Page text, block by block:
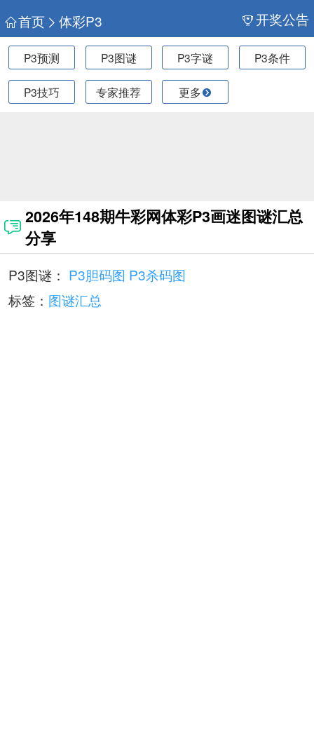
首页 体彩P3 开奖公告
P3预测 P3图谜 P3字谜 P3条件
P3技巧 专家推荐 更多
2026年148期牛彩网体彩P3画迷图谜汇总
分享
P3图谜： P3胆码图 P3杀码图
标签： 图谜汇总